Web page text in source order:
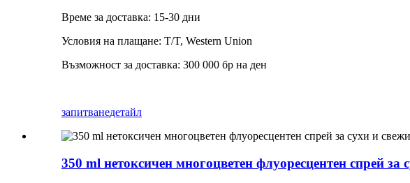
Време за доставка: 15-30 дни
Условия на плащане: T/T, Western Union
Възможност за доставка: 300 000 бр на ден
запитванедетайл
350 ml нетоксичен многоцветен флуоресцентен спрей за